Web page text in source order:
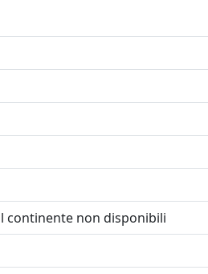
continente non disponibili